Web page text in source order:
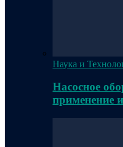
Наука и
Насосное
применение